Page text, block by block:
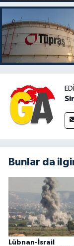
Bunlar da
Lübnan-İsrail